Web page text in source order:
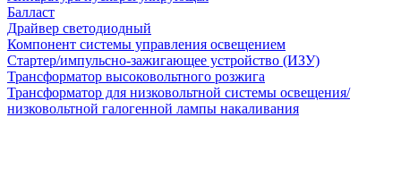
Балласт
Драйвер светодиодный
Компонент системы управления освещением
Стартер/импульсно-зажигающее устройство (ИЗУ)
Трансформатор высоковольтного розжига
Трансформатор для низковольтной системы освещения/
низковольтной галогенной лампы накаливания